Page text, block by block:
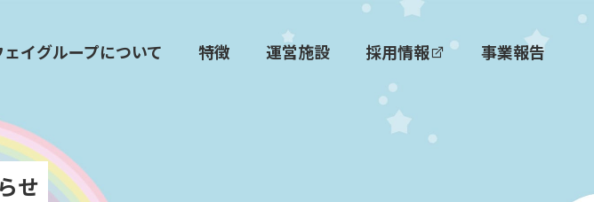
イグループについて 特徴 運営施設 採用情報 事業報告
せ